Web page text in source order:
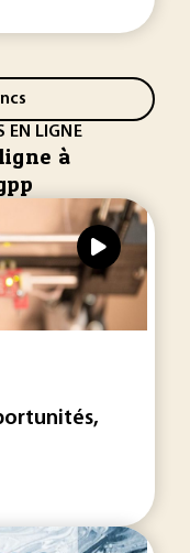
EN LIGNE
à